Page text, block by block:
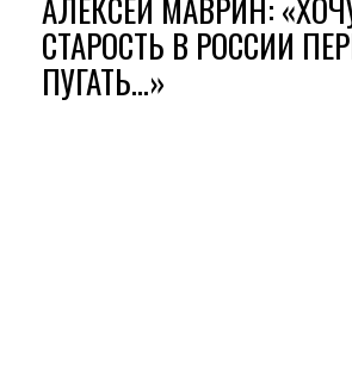
АЛЕКСЕЙ МАВРИН:
СТАРОСТЬ В РОССИИ
ПУГАТЬ…»